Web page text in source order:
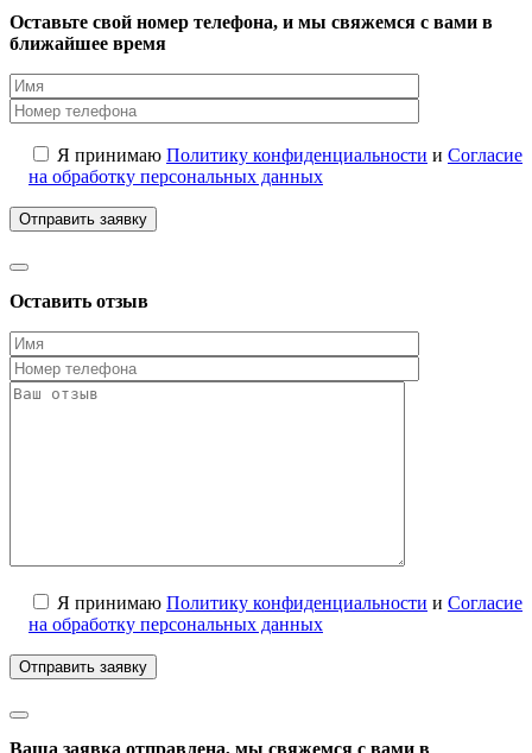
Оставьте свой номер телефона, и мы свяжемся с вами в
ближайшее время
Я принимаю Политику конфиденциальности и Согласие
на обработку персональных данных
Оставить отзыв
Я принимаю Политику конфиденциальности и Согласие
на обработку персональных данных
Ваша заявка отправлена, мы свяжемся с вами в